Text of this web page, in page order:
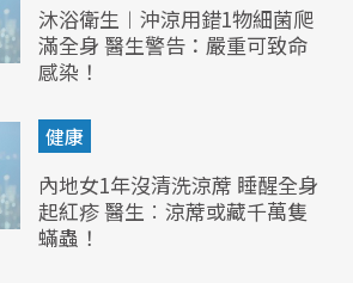
沐浴衛生︱沖涼用錯1物細菌爬
滿全身 醫生警告：嚴重可致命
感染！
健康
內地女1年沒清洗涼蓆 睡醒全身
起紅疹 醫生︰涼蓆或藏千萬隻
蟎蟲！